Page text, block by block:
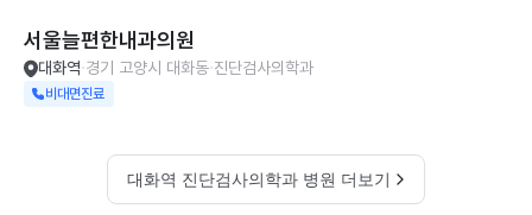
서울늘편한내과의원
대화역 경기 고양시 대화동 진단검사의학과
비대면진료
대화역 진단검사의학과 병원 더보기